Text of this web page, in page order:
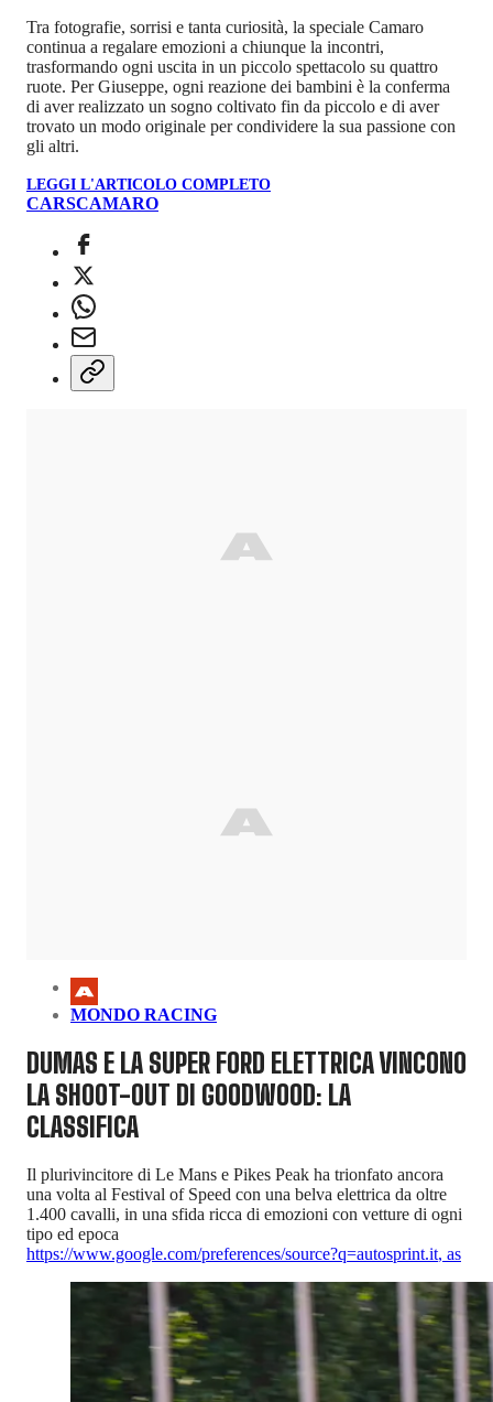
Tra fotografie, sorrisi e tanta curiosità, la speciale Camaro
continua a regalare emozioni a chiunque la incontri,
trasformando ogni uscita in un piccolo spettacolo su quattro
ruote. Per Giuseppe, ogni reazione dei bambini è la conferma
di aver realizzato un sogno coltivato fin da piccolo e di aver
trovato un modo originale per condividere la sua passione con
gli altri.
LEGGI L'ARTICOLO COMPLETO
CARSCAMARO
MONDO RACING
DUMAS E LA SUPER FORD ELETTRICA VINCONO
LA SHOOT-OUT DI GOODWOOD: LA
CLASSIFICA
Il plurivincitore di Le Mans e Pikes Peak ha trionfato ancora
una volta al Festival of Speed con una belva elettrica da oltre
1.400 cavalli, in una sfida ricca di emozioni con vetture di ogni
tipo ed epoca
https://www.google.com/preferences/source?q=autosprint.it, as